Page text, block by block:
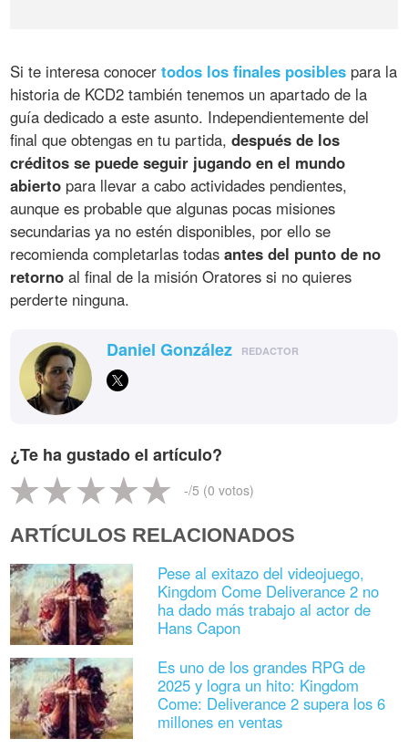
Si te interesa conocertodos los finales posibles para la
historia de KCD2 también tenemos un apartado de la
guía dedicado a este asunto. Independientemente del
final que obtengas en tu partida,después de los
créditos se puede seguir jugando en el mundo
abierto para llevar a cabo actividades pendientes,
aunque es probable que algunas pocas misiones
secundarias ya no estén disponibles, por ello se
recomienda completarlas todasantes del punto de no
retorno al final de la misión Oratores si no quieres
perderte ninguna.
Daniel González REDACTOR
¿Te ha gustado el artículo?
-/5 (0 votos)
ARTÍCULOS RELACIONADOS
Pese al exitazo del videojuego,
Kingdom Come Deliverance 2 no
ha dado más trabajo al actor de
Hans Capon
Es uno de los grandes RPG de
2025 y logra un hito: Kingdom
Come: Deliverance 2 supera los 6
millones en ventas